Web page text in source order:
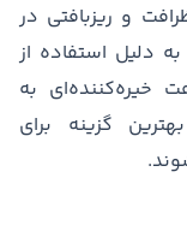
۳۶۰۰، مظهر ظرافت و ریزبافتی در
دلیل استفاده از
خیره‌کننده‌ای به
و بهترین گزینه برای